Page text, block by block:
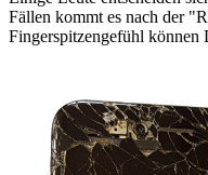
Fällen kommt es nach der
Fingerspitzengefühl können